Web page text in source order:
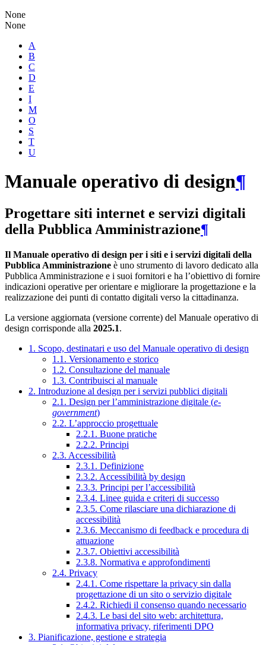
None
None
A
B
C
D
E
I
M
O
S
T
U
Manuale operativo di design¶
Progettare siti internet e servizi digitali
della Pubblica Amministrazione¶
Il Manuale operativo di design per i siti e i servizi digitali della
Pubblica Amministrazione è uno strumento di lavoro dedicato alla
Pubblica Amministrazione e i suoi fornitori e ha l’obiettivo di fornire
indicazioni operative per orientare e migliorare la progettazione e la
realizzazione dei punti di contatto digitali verso la cittadinanza.
La versione aggiornata (versione corrente) del Manuale operativo di
design corrisponde alla 2025.1.
1. Scopo, destinatari e uso del Manuale operativo di design
1.1. Versionamento e storico
1.2. Consultazione del manuale
1.3. Contribuisci al manuale
2. Introduzione al design per i servizi pubblici digitali
2.1. Design per l’amministrazione digitale (e-
government)
2.2. L’approccio progettuale
2.2.1. Buone pratiche
2.2.2. Principi
2.3. Accessibilità
2.3.1. Definizione
2.3.2. Accessibilità by design
2.3.3. Principi per l’accessibilità
2.3.4. Linee guida e criteri di successo
2.3.5. Come rilasciare una dichiarazione di
accessibilità
2.3.6. Meccanismo di feedback e procedura di
attuazione
2.3.7. Obiettivi accessibilità
2.3.8. Normativa e approfondimenti
2.4. Privacy
2.4.1. Come rispettare la privacy sin dalla
progettazione di un sito o servizio digitale
2.4.2. Richiedi il consenso quando necessario
2.4.3. Le basi del sito web: architettura,
informativa privacy, riferimenti DPO
3. Pianificazione, gestione e strategia